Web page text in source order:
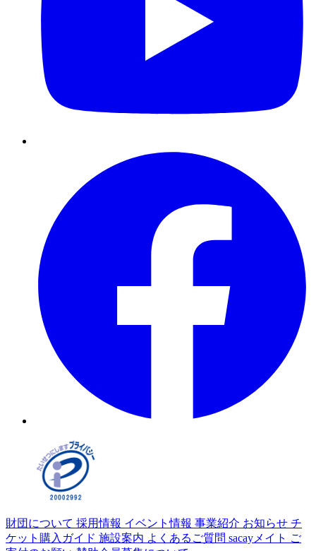
財団について 採用情報 イベント情報 事業紹介 お知らせ チ
ケット購入ガイド 施設案内 よくあるご質問 sacayメイト ご